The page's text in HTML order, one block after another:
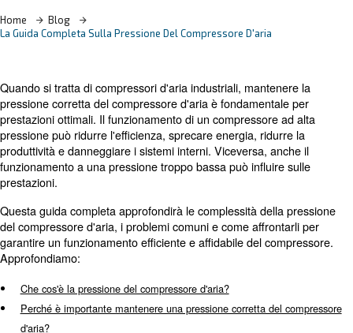
Scopri di più con i nostri esperti
Home
Blog
La Guida Completa Sulla Pressione Del Compressore D'aria
Quando si tratta di compressori d'aria industriali,
pressione corretta del compressore d'aria è
prestazioni ottimali. Il funzionamento di un compressore
pressione può ridurre l'efficienza, sprecare energia,
produttività e danneggiare i sistemi interni. Viceversa,
funzionamento a una pressione troppo bassa può
prestazioni.